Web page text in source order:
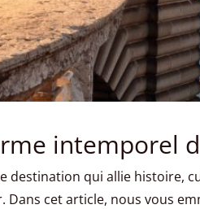
intemporel
destination qui allie
Dans cet article, nous vous